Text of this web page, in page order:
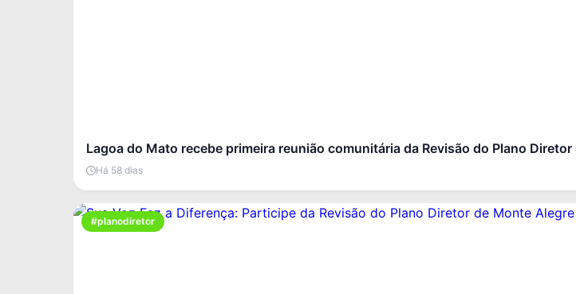
Lagoa do Mato recebe primeira reunião comunitária da Revisão do Plano Diretor
Há 58 dias
#planodiretor